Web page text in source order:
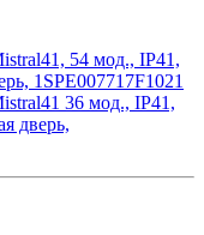
54 мод., IP41,
1SPE007717F1021
36 мод., IP41,
дверь,